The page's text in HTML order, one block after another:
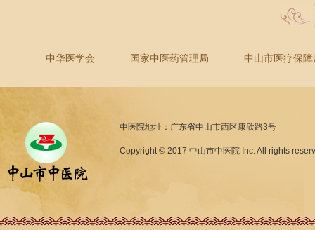
中华医学会 国家中医药管理局 中山市医疗保障
中医院地址：广东省中山市西区康欣路3号
Copyright © 2017 中山市中医院 Inc. All rights